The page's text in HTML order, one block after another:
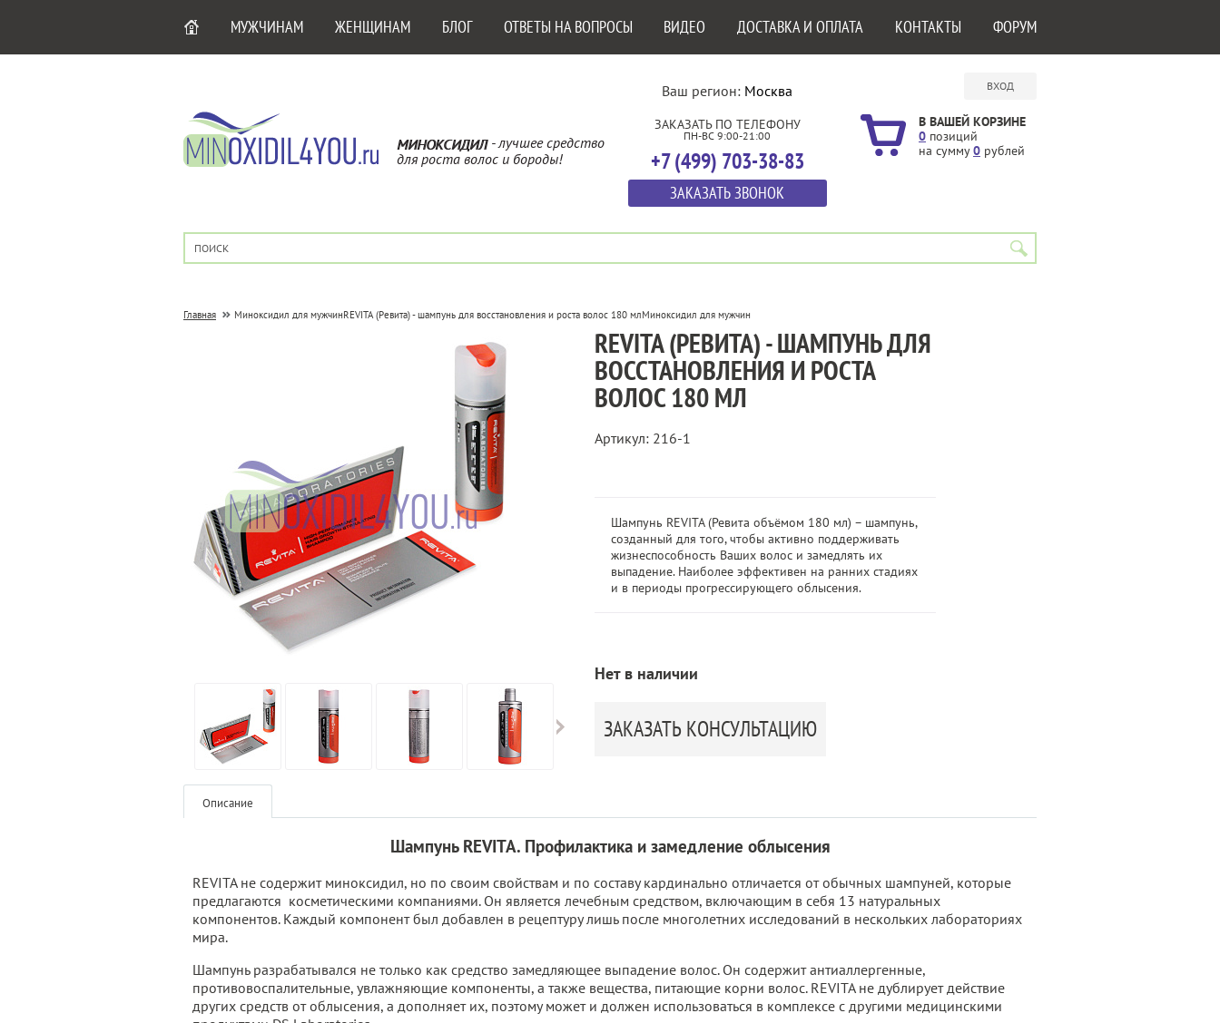
МУЖЧИНАМ ЖЕНЩИНАМ БЛОГ ОТВЕТЫ НА ВОПРОСЫ ВИДЕО ДОСТАВКА И ОПЛАТА КОНТАКТЫ ФОРУМ
МИНОКСИДИЛ- лучшее средство
для роста волос и бороды!
Ваш регион: Москва
ЗАКАЗАТЬ ПО ТЕЛЕФОНУ
ПН-ВС 9:00-21:00
+7 (499) 703-38-83
ЗАКАЗАТЬ ЗВОНОК
ВХОД
В ВАШЕЙ КОРЗИНЕ
0 позиций
на сумму0 рублей
Главная Миноксидил для мужчинREVITA (Ревита) - шампунь для восстановления и роста волос 180 млМиноксидил для мужчин
REVITA (РЕВИТА) - ШАМПУНЬ ДЛЯ
ВОССТАНОВЛЕНИЯ И РОСТА
ВОЛОС 180 МЛ
Артикул: 216-1
Шампунь REVITA (Ревита объёмом 180 мл) – шампунь,
созданный для того, чтобы активно поддерживать
жизнеспособность Ваших волос и замедлять их
выпадение. Наиболее эффективен на ранних стадиях
и в периоды прогрессирующего облысения.
Нет в наличии
ЗАКАЗАТЬ КОНСУЛЬТАЦИЮ
Описание
Шампунь REVITA. Профилактика и замедление облысения
REVITA не содержит миноксидил, но по своим свойствам и по составу кардинально отличается от обычных шампуней, которые
предлагаются косметическими компаниями. Он является лечебным средством, включающим в себя 13 натуральных
компонентов. Каждый компонент был добавлен в рецептуру лишь после многолетних исследований в нескольких лабораториях
мира.
Шампунь разрабатывался не только как средство замедляющее выпадение волос. Он содержит антиаллергенные,
противовоспалительные, увлажняющие компоненты, а также вещества, питающие корни волос. REVITA не дублирует действие
других средств от облысения, а дополняет их, поэтому может и должен использоваться в комплексе с другими медицинскими